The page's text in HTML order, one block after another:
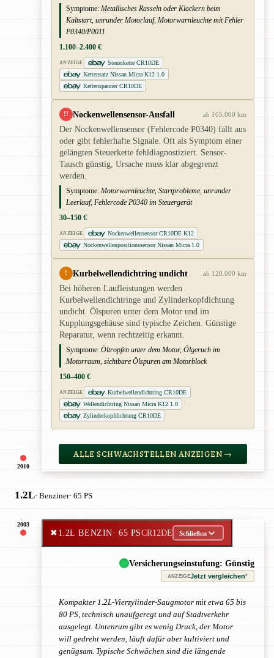
2010
Symptome: Metallisches Rasseln oder Klackern beim
Kaltstart, unrunder Motorlauf, Motorwarnleuchte mit Fehler
P0340/P0011
1.100–2.400 €
ANZEIGE
Steuerkette CR10DE
Kettensatz Nissan Micra K12 1.0
Kettenspanner CR10DE
!! Nockenwellensensor-Ausfall ab 105.000 km
Der Nockenwellensensor (Fehlercode P0340) fällt aus
oder gibt fehlerhafte Signale. Oft als Symptom einer
gelängten Steuerkette fehldiagnostiziert. Sensor-
Tausch günstig, Ursache muss klar abgegrenzt
werden.
Symptome: Motorwarnleuchte, Startprobleme, unrunder
Leerlauf, Fehlercode P0340 im Steuergerät
30–150 €
ANZEIGE
Nockenwellensensor CR10DE K12
Nockenwellenpositionssensor Nissan Micra 1.0
! Kurbelwellendichtring undicht ab 120.000 km
Bei höheren Laufleistungen werden
Kurbelwellendichtringe und Zylinderkopfdichtung
undicht. Ölspuren unter dem Motor und im
Kupplungsgehäuse sind typische Zeichen. Günstige
Reparatur, wenn rechtzeitig erkannt.
Symptome: Öltropfen unter dem Motor, Ölgeruch im
Motorraum, sichtbare Ölspuren am Motorblock
150–400 €
ANZEIGE
Kurbelwellendichtring CR10DE
Wellendichtring Nissan Micra K12 1.0
Zylinderkopfdichtung CR10DE
ALLE SCHWACHSTELLEN ANZEIGEN →
1.2L· Benziner· 65 PS
2003
✖1.2L BENZIN· 65 PSCR12DE Schließen
Versicherungseinstufung: Günstig
ANZEIGEJetzt vergleichen*
Kompakter 1.2L-Vierzylinder-Saugmotor mit etwa 65 bis
80 PS, technisch unaufgeregt und auf Stadtverkehr
ausgelegt. Untenrum gibt es wenig Druck, der Motor
will gedreht werden, läuft dafür aber kultiviert und
genügsam. Typische Schwächen sind die längende